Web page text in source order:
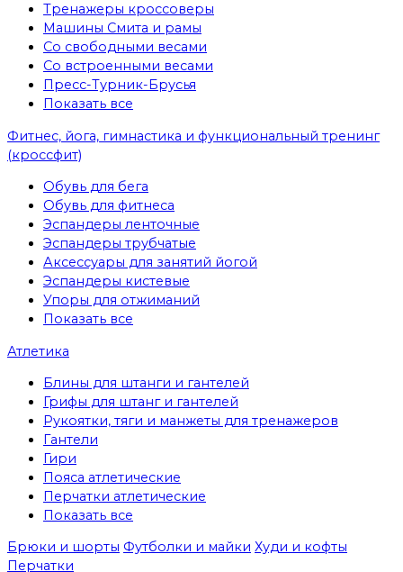
Тренажеры кроссоверы
Машины Смита и рамы
Со свободными весами
Со встроенными весами
Пресс-Турник-Брусья
Показать все
Фитнес, йога, гимнастика и функциональный тренинг
(кроссфит)
Обувь для бега
Обувь для фитнеса
Эспандеры ленточные
Эспандеры трубчатые
Аксессуары для занятий йогой
Эспандеры кистевые
Упоры для отжиманий
Показать все
Атлетика
Блины для штанги и гантелей
Грифы для штанг и гантелей
Рукоятки, тяги и манжеты для тренажеров
Гантели
Гири
Пояса атлетические
Перчатки атлетические
Показать все
Брюки и шорты Футболки и майки Худи и кофты
Перчатки